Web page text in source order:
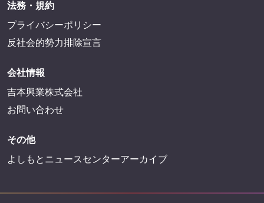
法務・規約
プライバシーポリシー
反社会的勢力排除宣言
会社情報
吉本興業株式会社
お問い合わせ
その他
よしもとニュースセンターアーカイブ